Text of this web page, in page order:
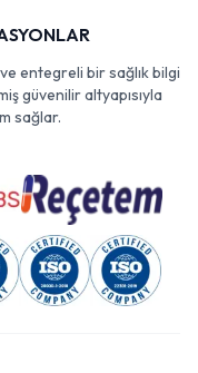
entegreli bir sağlık bilgi
güvenilir altyapısıyla
sağlar.